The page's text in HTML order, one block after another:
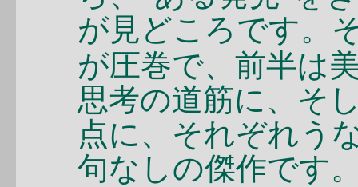
が見どころです。
が圧巻で、前半は
思考の道筋に、そ
点に、それぞれう
句なしの傑作です